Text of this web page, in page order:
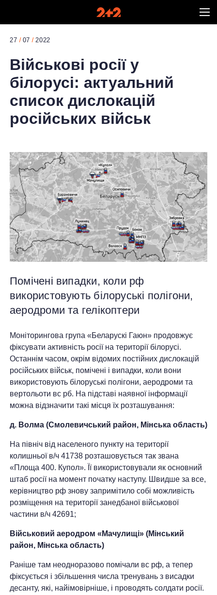
27 07 2022
Військові росії у
білорусі: актуальний
список дислокацій
російських військ
Помічені випадки, коли рф
використовують білоруські полігони,
аеродроми та гелікоптери
Моніторингова група «Беларускі Гаюн» продовжує
фіксувати активність росії на території білорусі.
Останнім часом, окрім відомих постійних дислокацій
російських військ, помічені і випадки, коли вони
використовують білоруські полігони, аеродроми та
вертольоти вс рб. На підставі наявної інформації
можна відзначити такі місця їх розташування:
д. Волма (Смолевичський район, Мінська область)
На північ від населеного пункту на території
колишньої в/ч 41738 розташовується так звана
«Площа 400. Купол». Її використовували як основний
штаб росії на момент початку наступу. Швидше за все,
керівництво рф знову запримітило собі можливість
розміщення на території занедбаної військової
частини в/ч 42691;
Військовий аеродром «Мачулищі» (Мінський
район, Мінська область)
Раніше там неодноразово помічали вс рф, а тепер
фіксується і збільшення числа тренувань з висадки
десанту, які, найімовірніше, і проводять солдати росії.